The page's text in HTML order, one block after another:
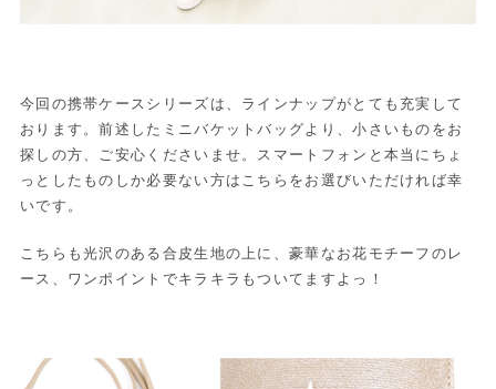
今回の携帯ケースシリーズは、ラインナップがとても充実して
おります。前述したミニバケットバッグより、小さいものをお
探しの方、ご安心くださいませ。スマートフォンと本当にちょ
っとしたものしか必要ない方はこちらをお選びいただければ幸
いです。
こちらも光沢のある合皮生地の上に、豪華なお花モチーフのレ
ース、ワンポイントでキラキラもついてますよっ！